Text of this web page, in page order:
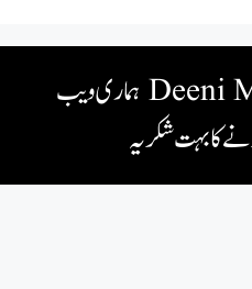
ہماری ویب
بہت شکریہ